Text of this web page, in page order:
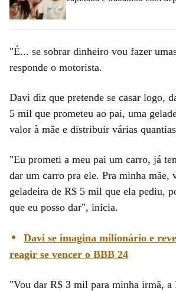
"É... se sobrar dinheiro vou fazer
responde o motorista.
Davi diz que pretende se casar logo,
5 mil que prometeu ao pai, uma
valor à mãe e distribuir várias
"Eu prometi a meu pai um carro, já
dar um carro pra ele. Pra minha mãe,
geladeira de R$ 5 mil que ela pediu,
que eu posso dar", inicia.
Davi se imagina milionário e
reagir se vencer o BBB 24
"Vou dar R$ 3 mil para minha irmã, a